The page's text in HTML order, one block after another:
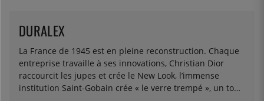
La France de 1945 est en pleine reconstruction. Chaque
entreprise travaille à ses innovations, Christian Dior
raccourcit les jupes et crée le New Look, l’immense
institution Saint-Gobain crée « le verre trempé », un tout
DURALEX